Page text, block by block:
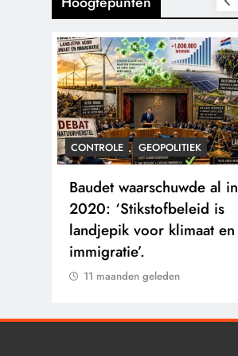
CONTROLE GEOPOLITIEK
Baudet waarschuwde al in
2020: ‘Stikstofbeleid is
landjepik voor klimaat en
immigratie’.
11 maanden geleden